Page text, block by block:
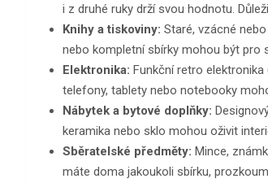
i z druhé ruky drží svou hodnotu.
Knihy a tiskoviny: Staré, vzácné
nebo kompletní sbírky mohou být pro
Elektronika: Funkční retro
telefony, tablety nebo notebooky
Nábytek a bytové doplňky:
keramika nebo sklo mohou oživit
Sběratelské předměty: Mince,
máte doma jakoukoli sbírku,